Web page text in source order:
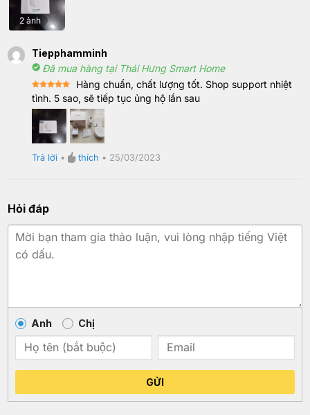
2 ảnh
Tiepphamminh
Đã mua hàng tại Thái Hưng Smart Home
Rated 5
out of 5
Hàng chuẩn, chất lượng tốt. Shop support nhiệt
tình. 5 sao, sẽ tiếp tục ủng hộ lần sau
Trả lời • thích • 25/03/2023
Hỏi đáp
Anh Chị
GỬI